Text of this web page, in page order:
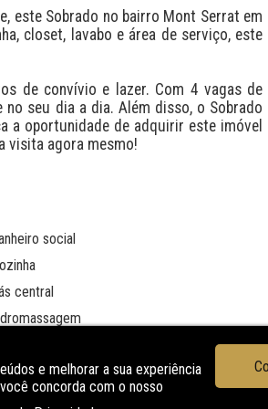
closet, lavabo e área de serviço, este
seu dia a dia. Além disso, o Sobrado
a oportunidade de adquirir este imóvel
visita agora mesmo!
social
central
laminado
de estar
e melhorar a sua experiência
concorda com o nosso